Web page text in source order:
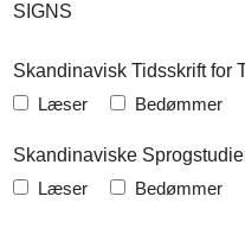
SIGNS
Skandinavisk Tidsskrift for
Læser Bedømmer
Skandinaviske
Læser Bedømmer